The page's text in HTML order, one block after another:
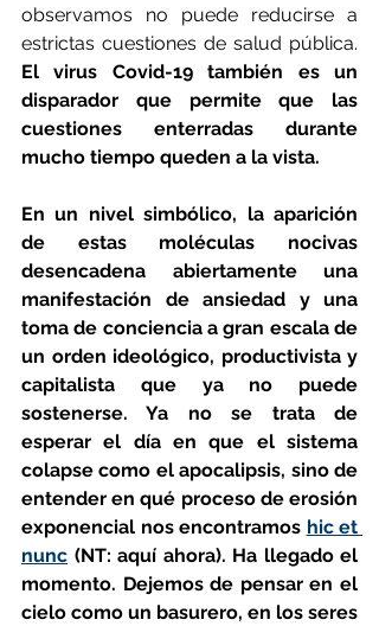
observamos no puede reducirse a
El virus Covid-19 también es un
disparador que permite que las
cuestiones enterradas durante
mucho tiempo queden a la vista.
En un nivel simbólico, la aparición
de estas moléculas nocivas
desencadena abiertamente una
manifestación de ansiedad y una
toma de conciencia a gran escala de
un orden ideológico, productivista y
capitalista que ya no puede
sostenerse. Ya no se trata de
esperar el día en que el sistema
colapse como el apocalipsis, sino de
entender en qué proceso de erosión
exponencial nos encontramos hic et
nunc (NT: aquí ahora). Ha llegado el
momento. Dejemos de pensar en el
cielo como un basurero, en los seres